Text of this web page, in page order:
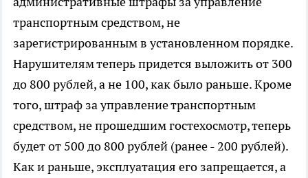
транспортным средством, не
зарегистрированным в установленном порядке.
Нарушителям теперь придется выложить от 300
до 800 рублей, а не 100, как было раньше. Кроме
того, штраф за управление транспортным
средством, не прошедшим гостехосмотр, теперь
будет от 500 до 800 рублей (ранее - 200 рублей).
Как и раньше, эксплуатация его запрещается, а